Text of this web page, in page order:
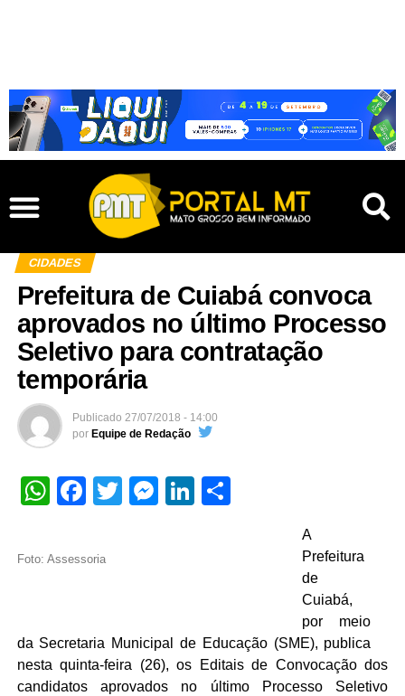
CIDADES
Prefeitura de Cuiabá convoca
aprovados no último Processo
Seletivo para contratação
temporária
Publicado 27/07/2018 - 14:00
por Equipe de Redação
WhatsApp
Facebook
TwitterMessenger
LinkedIn
Foto: Assessoria
A
Prefeitura
de
Cuiabá,
por meio
da Secretaria Municipal de Educação (SME), publica
nesta quinta-feira (26), os Editais de Convocação dos
candidatos aprovados no último Processo Seletivo